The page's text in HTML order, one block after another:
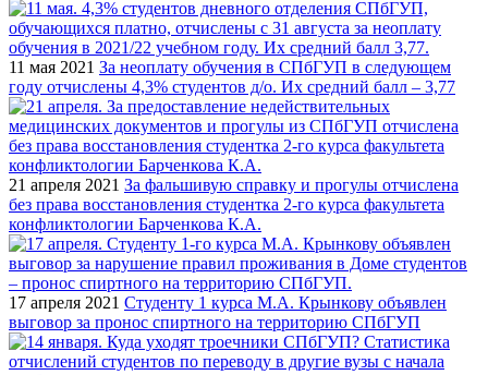
11 мая 2021 За неоплату обучения в СПбГУП в следующем
году отчислены 4,3% студентов д/о. Их средний балл – 3,77
21 апреля 2021 За фальшивую справку и прогулы отчислена
без права восстановления студентка 2-го курса факультета
конфликтологии Барченкова К.А.
17 апреля 2021 Студенту 1 курса М.А. Крынкову объявлен
выговор за пронос спиртного на территорию СПбГУП